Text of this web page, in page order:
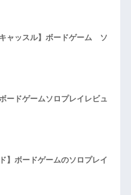
キャッスル】ボードゲーム ソ
ードゲームソロプレイレビュ
】ボードゲームのソロプレイ